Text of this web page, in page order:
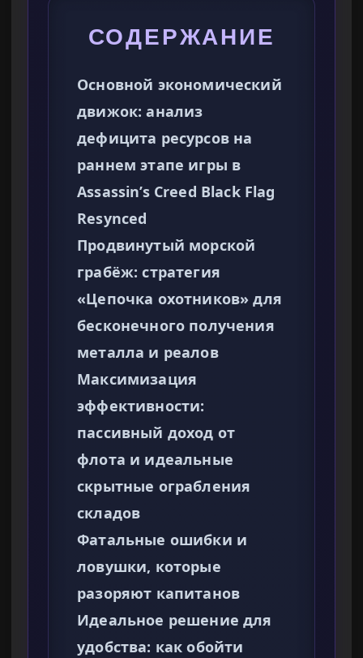
СОДЕРЖАНИЕ
Основной экономический
движок: анализ
дефицита ресурсов на
раннем этапе игры в
Assassin’s Creed Black Flag
Resynced
Продвинутый морской
грабёж: стратегия
«Цепочка охотников» для
бесконечного получения
металла и реалов
Максимизация
эффективности:
пассивный доход от
флота и идеальные
скрытные ограбления
складов
Фатальные ошибки и
ловушки, которые
разоряют капитанов
Идеальное решение для
удобства: как обойти